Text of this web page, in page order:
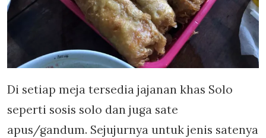
Di setiap meja tersedia jajanan khas Solo
seperti sosis solo dan juga sate
apus/gandum. Sejujurnya untuk jenis satenya